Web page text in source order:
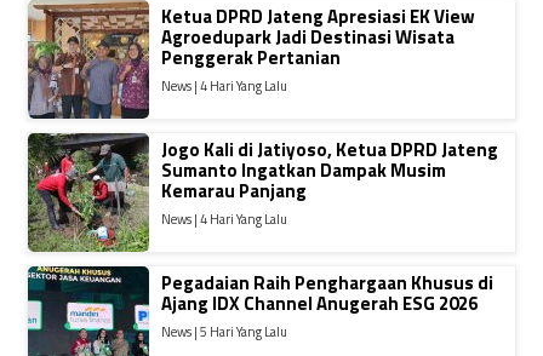
Ketua DPRD Jateng Apresiasi EK View
Agroedupark Jadi Destinasi Wisata
Penggerak Pertanian
News | 4 Hari Yang Lalu
Jogo Kali di Jatiyoso, Ketua DPRD Jateng
Sumanto Ingatkan Dampak Musim
Kemarau Panjang
News | 4 Hari Yang Lalu
Pegadaian Raih Penghargaan Khusus di
Ajang IDX Channel Anugerah ESG 2026
News | 5 Hari Yang Lalu